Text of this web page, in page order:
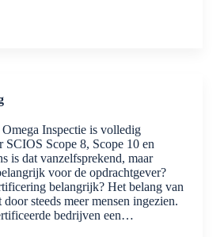
Inspectie is volledig
SCIOS Scope 8, Scope 10 en
is dat vanzelfsprekend, maar
voor de opdrachtgever?
belangrijk? Het belang van
steeds meer mensen ingezien.
bedrijven een…